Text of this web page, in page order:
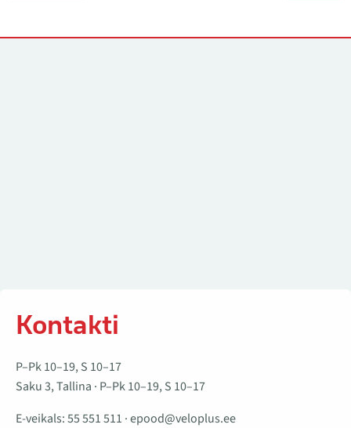
Kontakti
P–Pk 10–19, S 10–17
Saku 3, Tallina · P–Pk 10–19, S 10–17
E-veikals:55 551 511 ·epood@veloplus.ee